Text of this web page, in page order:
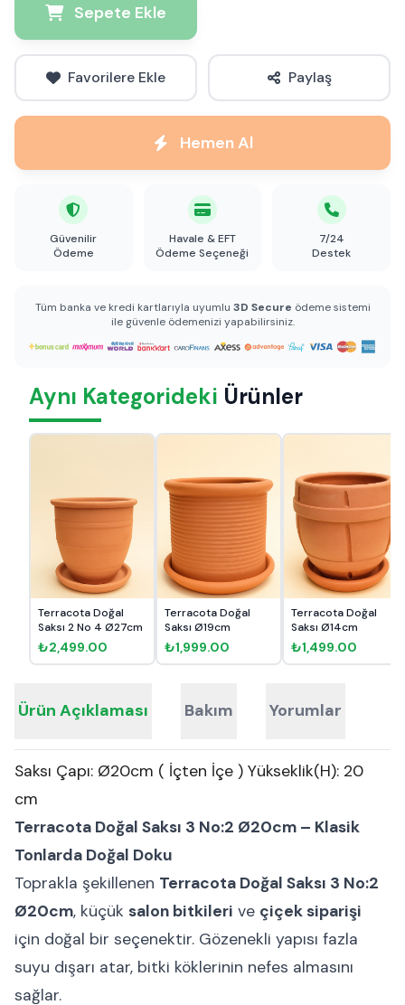
Sepete Ekle
Favorilere Ekle Paylaş
Hemen Al
Güvenilir
Ödeme
Havale & EFT
Ödeme Seçeneği
7/24
Destek
Tüm banka ve kredi kartlarıyla uyumlu 3D Secure ödeme sistemi
ile güvenle ödemenizi yapabilirsiniz.
Aynı Kategorideki Ürünler
Terracota Doğal
Saksı 2 No 4 Ø27cm
₺2,499.00
Terracota Doğal
Saksı Ø19cm
₺1,999.00
Terracota Doğal
Saksı Ø14cm
₺1,499.00
Ürün Açıklaması Bakım Yorumlar
Saksı Çapı: Ø20cm ( İçten İçe ) Yükseklik(H): 20
cm
Terracota Doğal Saksı 3 No:2 Ø20cm – Klasik
Tonlarda Doğal Doku
Toprakla şekillenen Terracota Doğal Saksı 3 No:2
Ø20cm, küçük salon bitkileri ve çiçek siparişi
için doğal bir seçenektir. Gözenekli yapısı fazla
suyu dışarı atar, bitki köklerinin nefes almasını
sağlar.